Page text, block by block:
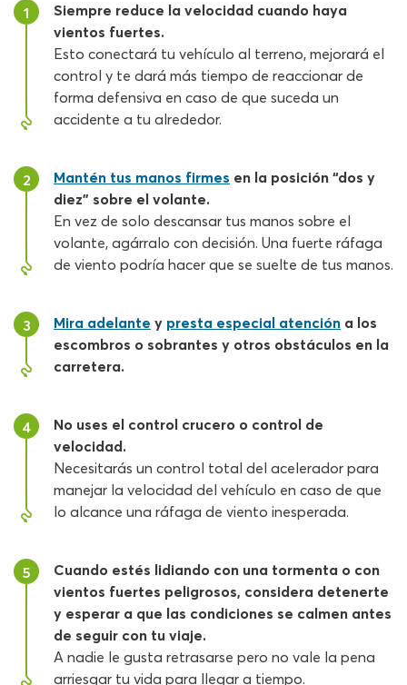
1
Siempre reduce la velocidad cuando haya
vientos fuertes.
Esto conectará tu vehículo al terreno, mejorará el
control y te dará más tiempo de reaccionar de
forma defensiva en caso de que suceda un
accidente a tu alrededor.
2 Mantén tus manos firmes en la posición “dos y
diez” sobre el volante.
En vez de solo descansar tus manos sobre el
volante, agárralo con decisión. Una fuerte ráfaga
de viento podría hacer que se suelte de tus manos.
3 Mira adelante y presta especial atención a los
escombros o sobrantes y otros obstáculos en la
carretera.
4
No uses el control crucero o control de
velocidad.
Necesitarás un control total del acelerador para
manejar la velocidad del vehículo en caso de que
lo alcance una ráfaga de viento inesperada.
5
Cuando estés lidiando con una tormenta o con
vientos fuertes peligrosos, considera detenerte
y esperar a que las condiciones se calmen antes
de seguir con tu viaje.
A nadie le gusta retrasarse pero no vale la pena
arriesgar tu vida para llegar a tiempo.